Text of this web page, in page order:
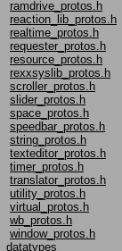
ramdrive_protos.h
reaction_lib_protos.h
realtime_protos.h
requester_protos.h
resource_protos.h
rexxsyslib_protos.h
scroller_protos.h
slider_protos.h
space_protos.h
speedbar_protos.h
string_protos.h
texteditor_protos.h
timer_protos.h
translator_protos.h
utility_protos.h
virtual_protos.h
wb_protos.h
window_protos.h
datatypes